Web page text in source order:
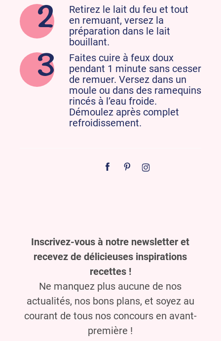
Retirez le lait du feu et tout
en remuant, versez la
préparation dans le lait
bouillant.
Faites cuire à feux doux
pendant 1 minute sans cesser
de remuer. Versez dans un
moule ou dans des ramequins
rincés à l’eau froide.
Démoulez après complet
refroidissement.
Inscrivez-vous à notre newsletter et
recevez de délicieuses inspirations
recettes !
Ne manquez plus aucune de nos
actualités, nos bons plans, et soyez au
courant de tous nos concours en avant-
première !